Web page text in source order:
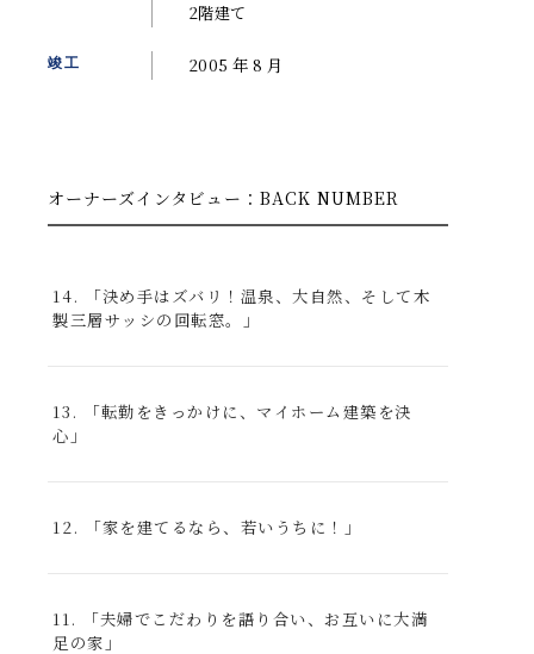
2階建て
竣工 2005 年 8 月
オーナーズインタビュー：BACK NUMBER
14. 「決め手はズバリ！温泉、大自然、そして木
製三層サッシの回転窓。」
13. 「転勤をきっかけに、マイホーム建築を決
心」
12. 「家を建てるなら、若いうちに！」
11. 「夫婦でこだわりを語り合い、お互いに大満
足の家」